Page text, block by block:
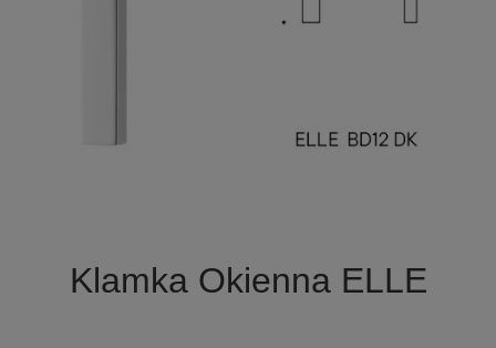
Klamka Okienna ELLE